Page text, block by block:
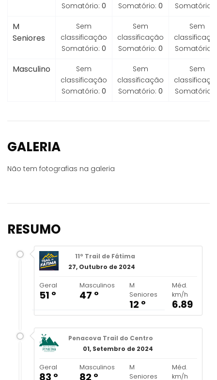
Somatório: 0
Somatório: 0
Somatório:
M
Seniores
Sem
classificação
Somatório: 0
Sem
classificação
Somatório: 0
Sem
Somatório:
Masculino
Sem
classificação
Somatório: 0
Sem
classificação
Somatório: 0
Sem
Somatório:
GALERIA
Não tem fotografias na galeria
RESUMO
11º Trail de Fátima
27, Outubro de 2024
Geral
51 º
Masculinos
47 º
M
Seniores
12 º
Méd.
km/h
6.89
Penacova Trail do Centro
01, Setembro de 2024
Geral
83 º
Masculinos
82 º
M
Seniores
Méd.
km/h